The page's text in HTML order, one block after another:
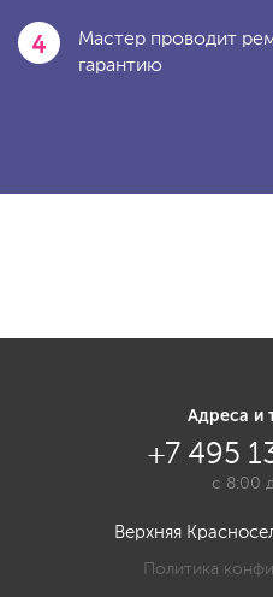
4
Мастер проводит
гарантию
Адреса и
+7 495
с 8:00
Верхняя
Политика